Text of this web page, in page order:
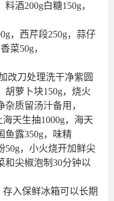
酒200g白糖150g，
，西芹段250g，蒜仔
菜50g，
改刀处理洗干净紫圆
胡萝卜块150g，烧火
质留汤汁备用，
天生抽1000g，海天
鱼露350g，味精
50g，小火烧开加鲜尖
和尖椒泡制30分钟以
入保鲜冰箱可以长期